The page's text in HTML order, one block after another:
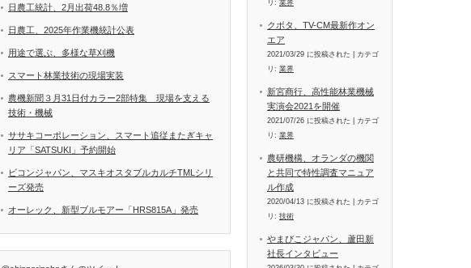
日農工統計、2月出荷48.8％増
日農工、2025年作業機統計公表
用途で選ぶ、多様な草刈機
スマート林業技術の現場実装
農機新聞３月31日付カラー2部特集 現場を支える
技術・機械
ササキコーポレーション、スマート追従またぎキャ
リア「SATSUKI」予約開始
ビコンジャパン、マスキオスタブルカルチTMLシリ
ーズ発売
オーレック、新型ブルモアー「HRS815A」発売
リ: 業界
クボタ、TV-CM最新作オン
エア
2021/03/29 に投稿された
カテゴ
リ: 業界
新宮商行、高性能林業機械
実演会2021を開催
2021/07/26 に投稿された
カテゴ
リ: 業界
農研機構、オランダの機関
と共同で特性調査マニュア
ル作成
2020/04/13 に投稿された
カテゴ
リ: 技術
やまびこジャパン、蘆田新
社長インタビュー